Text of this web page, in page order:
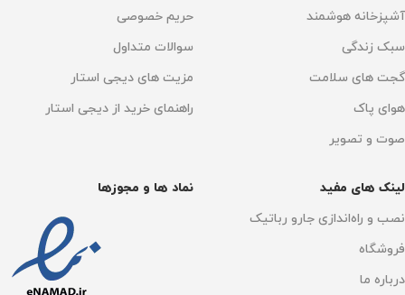
فناوری نمایش
چراغ LED با تکنولوژی DLP
نوع نمایشگر
روشنایی
تعداد پورت HDMI
دارد
داخلی
1 پورت
1 پورت
آشپزخانه هوشمند
سبک زندگی
گجت های سلامت
هوای پاک
صوت و تصویر
حریم خصوصی
سوالات متداول
مزیت های دیجی استار
راهنمای خرید از دیجی استار
لینک های مفید
نصب و راه‌اندازی جارو رباتیک
فروشگاه
درباره ما
نماد ها و مجوزها